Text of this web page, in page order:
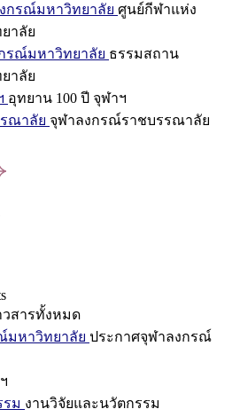
กรณ์มหาวิทยาลัย ศูนย์กีฬาแห่ง
าลัย
รณ์มหาวิทยาลัย ธรรมสถาน
าลัย
อุทยาน 100 ปี จุฬาฯ
ณาลัย จุฬาลงกรณ์ราชบรรณาลัย
สารทั้งหมด
มหาวิทยาลัย ประกาศจุฬาลงกรณ์
รม งานวิจัยและนวัตกรรม